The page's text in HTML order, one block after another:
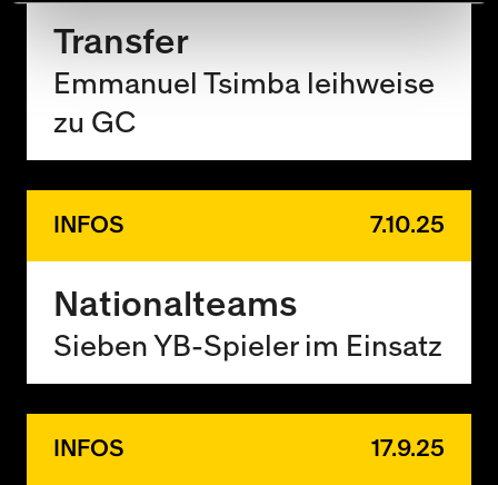
Transfer
Emmanuel Tsimba leihweise
zu GC
INFOS 7.10.25
Nationalteams
Sieben YB-Spieler im Einsatz
INFOS 17.9.25